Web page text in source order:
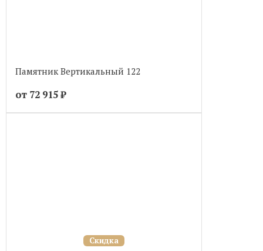
Памятник Вертикальный 122
от 72 915₽
Скидка